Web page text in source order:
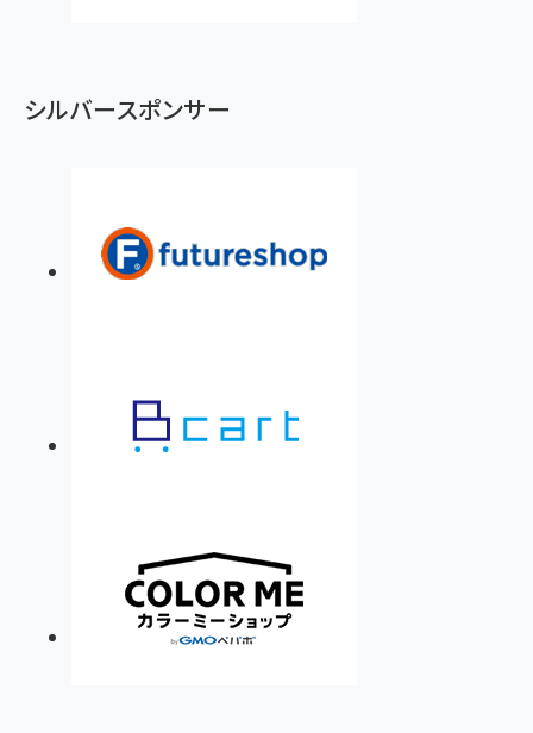
シルバースポンサー